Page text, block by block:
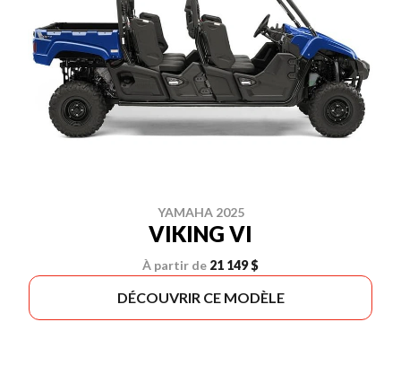
YAMAHA 2025
VIKING VI
À partir de 21 149 $
DÉCOUVRIR CE MODÈLE